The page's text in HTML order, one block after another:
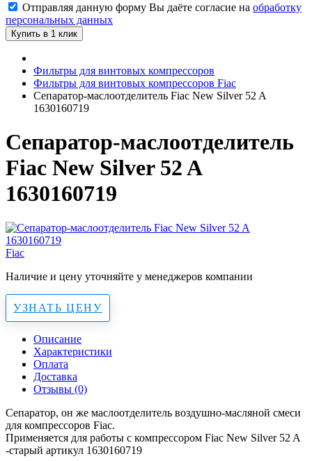
Отправляя данную форму Вы даёте согласие на обработку
персональных данных
Купить в 1 клик
Фильтры для винтовых компрессоров
Фильтры для винтовых компрессоров Fiac
Сепаратор-маслоотделитель Fiac New Silver 52 A
1630160719
Сепаратор-маслоотделитель
Fiac New Silver 52 A
1630160719
Fiac
Наличие и цену уточняйте у менеджеров компании
УЗНАТЬ ЦЕНУ
Описание
Характеристики
Оплата
Доставка
Отзывы (0)
Сепаратор, он же маслоотделитель воздушно-масляной смеси
для компрессоров Fiac.
Применяется для работы с компрессором Fiac New Silver 52 A
-старый артикул 1630160719